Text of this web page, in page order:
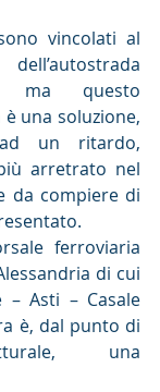
vincolati al
ma questo
una soluzione,
un ritardo,
arretrato nel
da compiere di
ferroviaria
di cui
– Asti – Casale
è, dal punto di
una